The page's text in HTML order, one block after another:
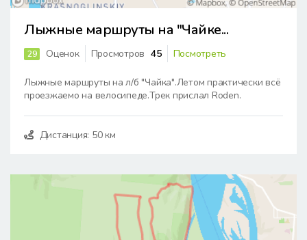
Лыжные маршруты на "Чайке...
29 Оценок Просмотров 45 Посмотреть
Лыжные маршруты на л/б "Чайка".Летом практически всё
проезжаемо на велосипеде.Трек прислал Roden.
Дистанция: 50 км